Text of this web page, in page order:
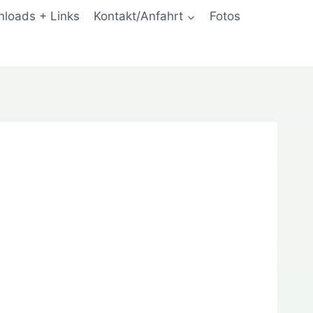
+ Links Kontakt/Anfahrt Fotos